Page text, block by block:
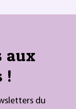
aux
!
du